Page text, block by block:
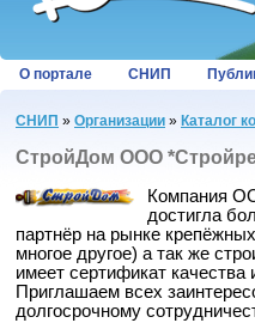
О портале СНИП
СНИП » Организации » Каталог
СтройДом ООО
Компания
достигла
партнёр на рынке
многое другое) а так же
имеет сертификат
Приглашаем всех
долгосрочному